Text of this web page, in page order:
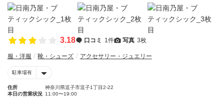
3.18 口コミ 1件 写真 3枚
服・洋服 靴・シューズ アクセサリー・ジュエリー
駐車場有
住所
神奈川県逗子市逗子1丁目2-22
本日の営業状況 11:00〜19:00